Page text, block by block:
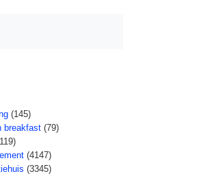
(145)
breakfast (79)
(4147)
(3345)